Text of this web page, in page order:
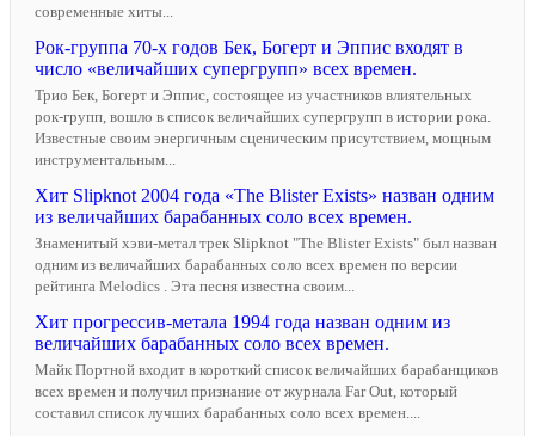
современные хиты...
Рок-группа 70-х годов Бек, Богерт и Эппис входят в
число «величайших супергрупп» всех времен.
Трио Бек, Богерт и Эппис, состоящее из участников влиятельных
рок-групп, вошло в список величайших супергрупп в истории рока.
Известные своим энергичным сценическим присутствием, мощным
инструментальным...
Хит Slipknot 2004 года «The Blister Exists» назван одним
из величайших барабанных соло всех времен.
Знаменитый хэви-метал трек Slipknot "The Blister Exists" был назван
одним из величайших барабанных соло всех времен по версии
рейтинга Melodics . Эта песня известна своим...
Хит прогрессив-метала 1994 года назван одним из
величайших барабанных соло всех времен.
Майк Портной входит в короткий список величайших барабанщиков
всех времен и получил признание от журнала Far Out, который
составил список лучших барабанных соло всех времен....